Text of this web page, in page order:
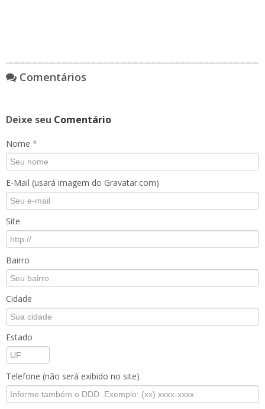
Comentários
Deixe seu Comentário
Nome *
E-Mail (usará imagem do Gravatar.com)
Site
Bairro
Cidade
Estado
Telefone (não será exibido no site)